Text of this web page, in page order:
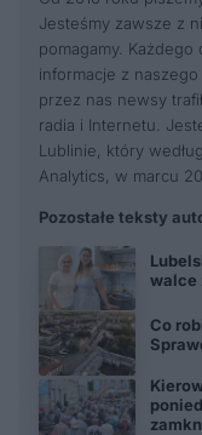
Jesteśmy zawsze z
pomagamy.
informacje z
przez nas newsy
radia i Internetu.
Lublinie, który
Analytics, w marcu
Pozostałe teksty
walce
Co